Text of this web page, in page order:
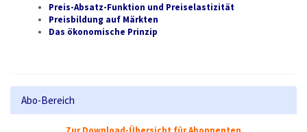
Preis-Absatz-Funktion und Preiselastizität
Preisbildung auf Märkten
Das ökonomische Prinzip
Abo-Bereich